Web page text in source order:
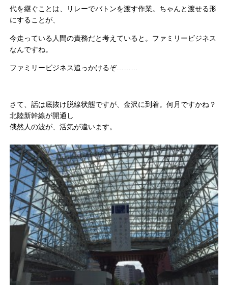
代を継ぐことは、リレーでバトンを渡す作業。ちゃんと渡せる形
にすることが、
今走っている人間の責務だと考えていると。ファミリービジネス
なんですね。
ファミリービジネス追っかけるぞ………
さて、話は底抜け脱線状態ですが、金沢に到着。何月ですかね？
北陸新幹線が開通し
俄然人の波が、活気が違います。